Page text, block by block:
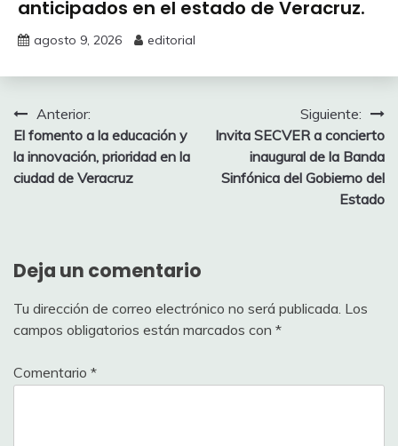
anticipados en el estado de Veracruz.
agosto 9, 2026 editorial
Navegación
de
entradas
Anterior:
El fomento a la educación y
la innovación, prioridad en la
ciudad de Veracruz
Siguiente:
Invita SECVER a concierto
inaugural de la Banda
Sinfónica del Gobierno del
Estado
Deja un comentario
Tu dirección de correo electrónico no será publicada. Los
campos obligatorios están marcados con *
Comentario *